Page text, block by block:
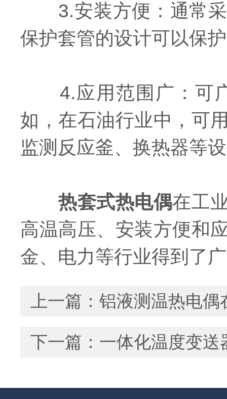
3.安装方便：通常采
保护套管的设计可以保
4.应用范围广：可广
如，在石油行业中，可
监测反应釜、换热器等
热套式热电偶在工
高温高压、安装方便和
金、电力等行业得到了
上一篇： 铝液测温热电偶
下一篇： 一体化温度变送